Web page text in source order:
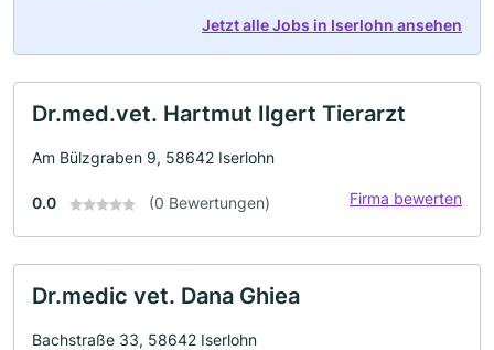
Jetzt alle Jobs in Iserlohn ansehen
Dr.med.vet. Hartmut Ilgert Tierarzt
Am Bülzgraben 9, 58642 Iserlohn
0.0 (0 Bewertungen) Firma bewerten
Dr.medic vet. Dana Ghiea
Bachstraße 33, 58642 Iserlohn